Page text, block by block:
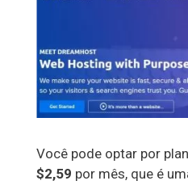
Você pode optar por
$2,59 por mês, que é